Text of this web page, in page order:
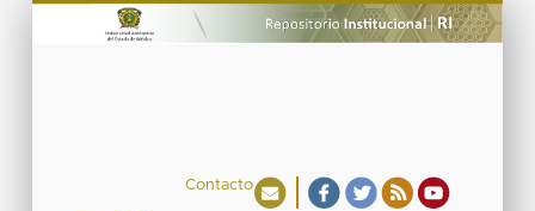
Contacto